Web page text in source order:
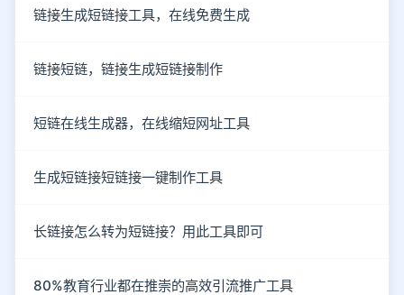
链接生成短链接工具，在线免费生成
链接短链，链接生成短链接制作
短链在线生成器，在线缩短网址工具
生成短链接短链接一键制作工具
长链接怎么转为短链接？用此工具即可
80%教育行业都在推崇的高效引流推广工具